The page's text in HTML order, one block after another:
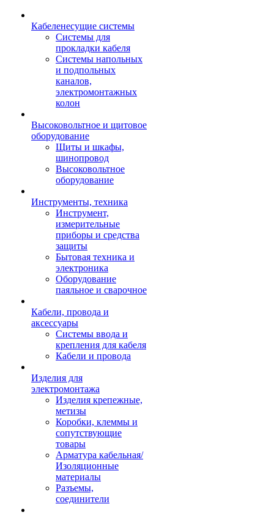
Кабеленесущие системы
Системы для
прокладки кабеля
Системы напольных
и подпольных
каналов,
электромонтажных
колон
Высоковольтное и щитовое
оборудование
Щиты и шкафы,
шинопровод
Высоковольтное
оборудование
Инструменты, техника
Инструмент,
измерительные
приборы и средства
защиты
Бытовая техника и
электроника
Оборудование
паяльное и сварочное
Кабели, провода и
аксессуары
Системы ввода и
крепления для кабеля
Кабели и провода
Изделия для
электромонтажа
Изделия крепежные,
метизы
Коробки, клеммы и
сопутствующие
товары
Арматура кабельная/
Изоляционные
материалы
Разъемы,
соединители